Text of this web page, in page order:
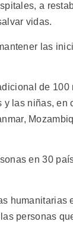
a
vidas.
las
de
las niñas, en
en 30
humanitarias
personas